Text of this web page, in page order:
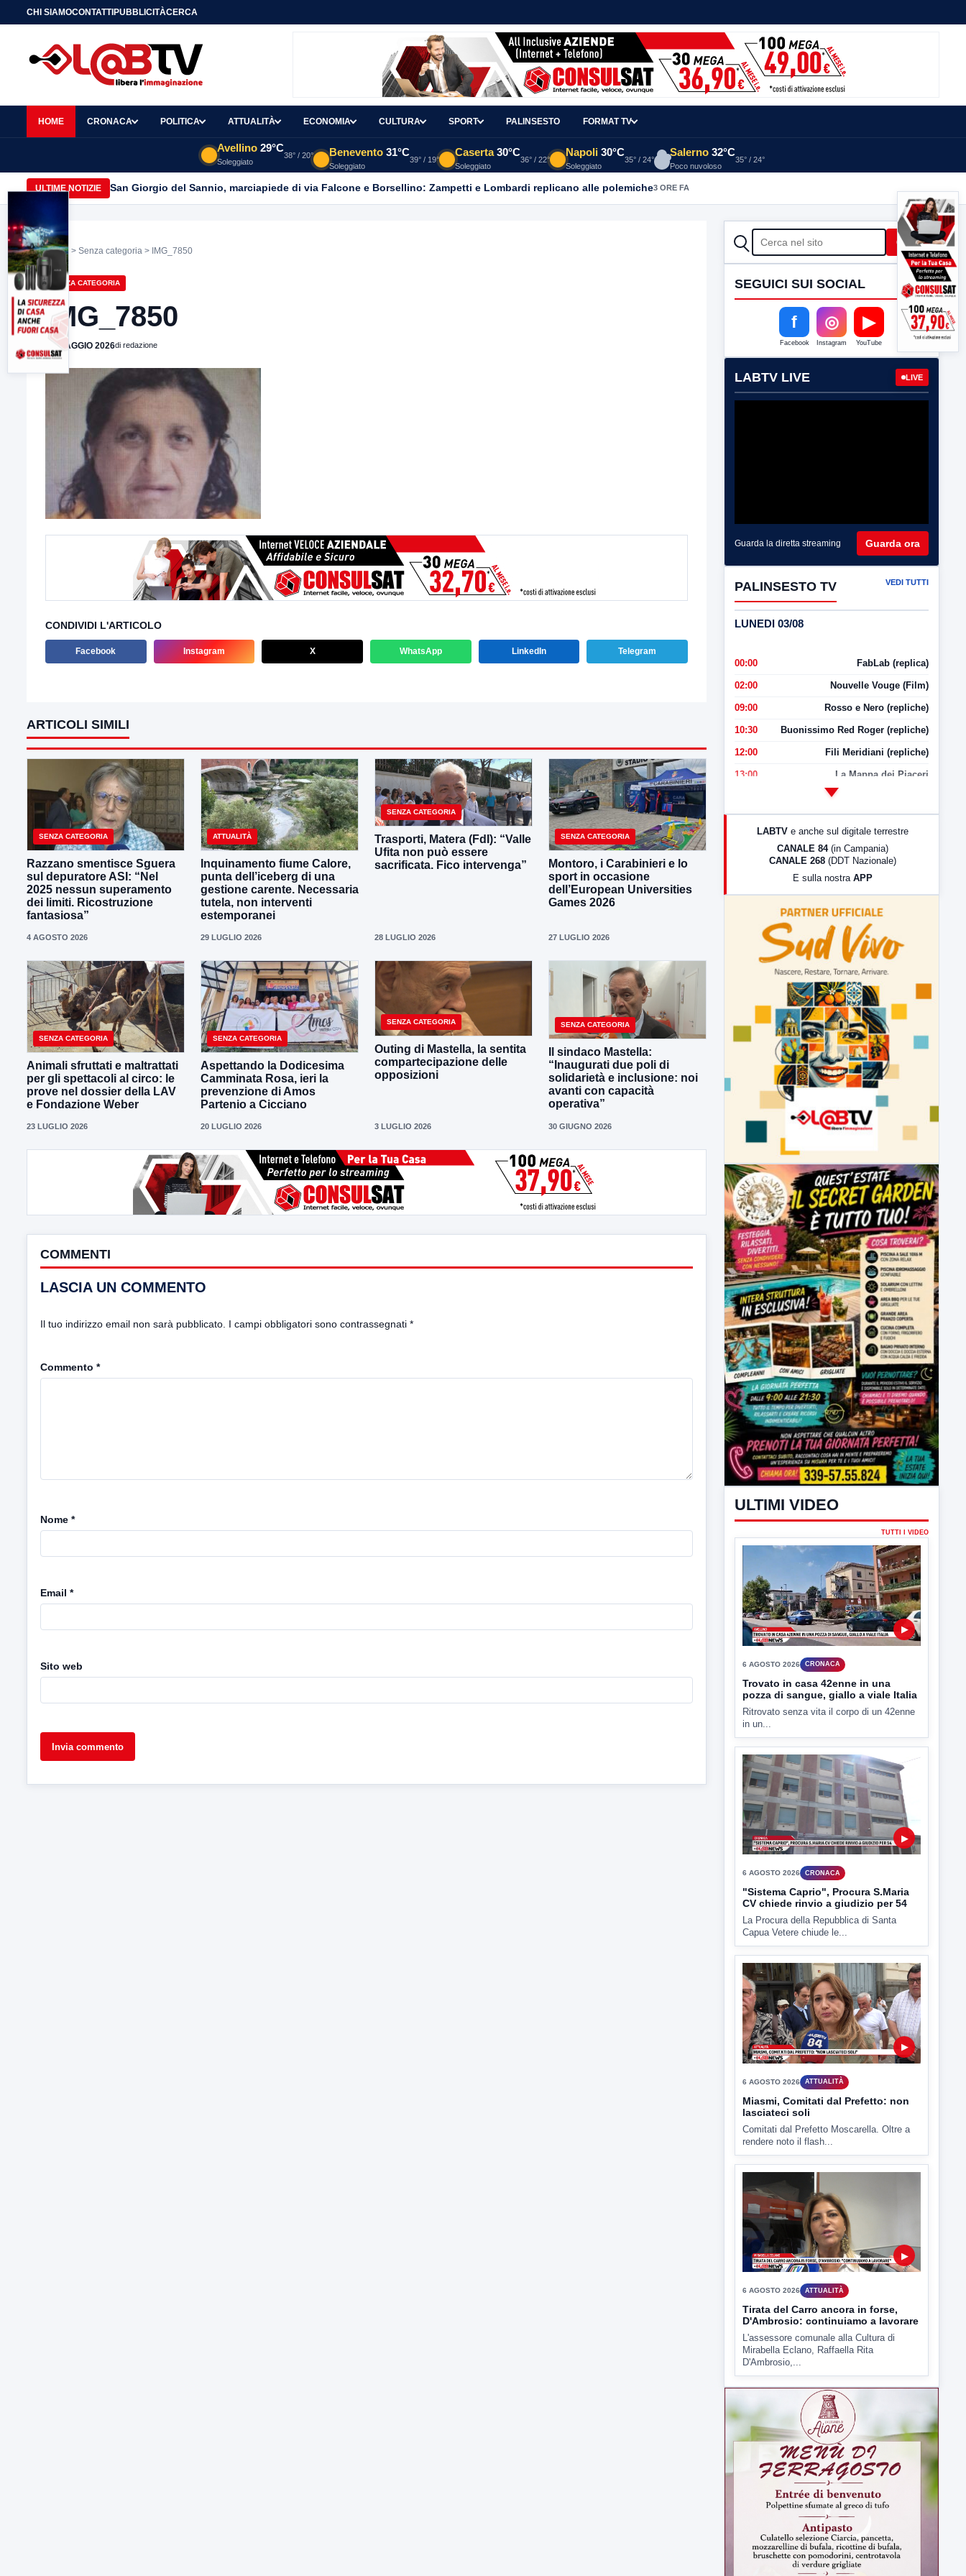
CHI SIAMOCONTATTIPUBBLICITÀCERCA
HOME CRONACA POLITICA ATTUALITÀ ECONOMIA CULTURA SPORT PALINSESTO FORMAT TV
Avellino 29°C
Soleggiato
38° / 20° Benevento 31°C
Soleggiato
39° / 19°
Caserta 30°C
Soleggiato
36° / 22°
Napoli 30°C
Soleggiato
35° / 24°
Salerno 32°C
Poco nuvoloso
35° / 24°
ULTIME NOTIZIE San Giorgio del Sannio, marciapiede di via Falcone e Borsellino: Zampetti e Lombardi replicano alle polemiche3 ORE FA
Home > Senza categoria > IMG_7850
SENZA CATEGORIA
IMG_7850
26 MAGGIO 2026di redazione
CONDIVIDI L'ARTICOLO
Facebook Instagram X WhatsApp LinkedIn Telegram
ARTICOLI SIMILI
SENZA CATEGORIA
Razzano smentisce Sguera
sul depuratore ASI: “Nel
2025 nessun superamento
dei limiti. Ricostruzione
fantasiosa”
4 AGOSTO 2026
ATTUALITÀ
Inquinamento fiume Calore,
punta dell’iceberg di una
gestione carente. Necessaria
tutela, non interventi
estemporanei
29 LUGLIO 2026
SENZA CATEGORIA
Trasporti, Matera (FdI): “Valle
Ufita non può essere
sacrificata. Fico intervenga”
28 LUGLIO 2026
SENZA CATEGORIA
Montoro, i Carabinieri e lo
sport in occasione
dell’European Universities
Games 2026
27 LUGLIO 2026
SENZA CATEGORIA
Animali sfruttati e maltrattati
per gli spettacoli al circo: le
prove nel dossier della LAV
e Fondazione Weber
23 LUGLIO 2026
SENZA CATEGORIA
Aspettando la Dodicesima
Camminata Rosa, ieri la
prevenzione di Amos
Partenio a Cicciano
20 LUGLIO 2026
SENZA CATEGORIA
Outing di Mastella, la sentita
compartecipazione delle
opposizioni
3 LUGLIO 2026
SENZA CATEGORIA
Il sindaco Mastella:
“Inaugurati due poli di
solidarietà e inclusione: noi
avanti con capacità
operativa”
30 GIUGNO 2026
COMMENTI
LASCIA UN COMMENTO
Il tuo indirizzo email non sarà pubblicato. I campi obbligatori sono contrassegnati *
Commento *
Nome *
Email *
Sito web
CERCA Cerca
SEGUICI SUI SOCIAL
f
Facebook
◎
Instagram
▶
YouTube
LABTV LIVE LIVE
Guarda la diretta streaming Guarda ora
PALINSESTO TV VEDI TUTTI
LUNEDI 03/08
00:00 FabLab (replica)
02:00 Nouvelle Vouge (Film)
09:00 Rosso e Nero (repliche)
10:30 Buonissimo Red Roger (repliche)
12:00 Fili Meridiani (repliche)
13:00 La Mappa dei Piaceri
LabNews (Diretta)
LabNews (replica)
LABTV e anche sul digitale terrestre
CANALE 84 (in Campania)
CANALE 268 (DDT Nazionale)
E sulla nostra APP
ULTIMI VIDEO
TUTTI I VIDEO
▶
Trovato in casa 42enne in una
pozza di sangue, giallo a viale Italia
Ritrovato senza vita il corpo di un 42enne
in un...
6 AGOSTO 2026
"Sistema Caprio", Procura S.Maria
CV chiede rinvio a giudizio per 54
La Procura della Repubblica di Santa
Capua Vetere chiude le...
6 AGOSTO 2026 ATTUALITÀ
Miasmi, Comitati dal Prefetto: non
lasciateci soli
Comitati dal Prefetto Moscarella. Oltre a
rendere noto il flash...
Tirata del Carro ancora in forse,
D'Ambrosio: continuiamo a lavorare
L'assessore comunale alla Cultura di
Mirabella Eclano, Raffaella Rita
D'Ambrosio,...